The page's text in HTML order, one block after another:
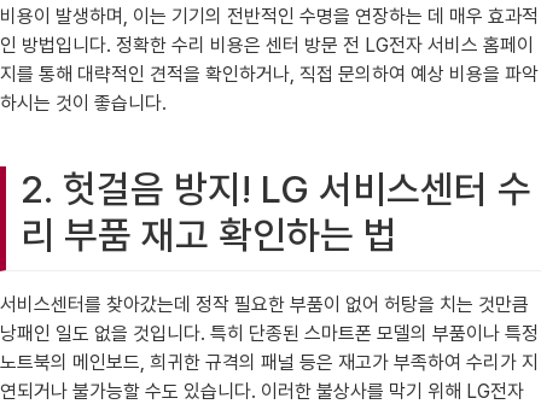
비용이 발생하며, 이는 기기의 전반적인 수명을 연장하는 데 매우 효과적
인 방법입니다. 정확한 수리 비용은 센터 방문 전 LG전자 서비스 홈페이
지를 통해 대략적인 견적을 확인하거나, 직접 문의하여 예상 비용을 파악
하시는 것이 좋습니다.
2. 헛걸음 방지! LG 서비스센터 수
리 부품 재고 확인하는 법
서비스센터를 찾아갔는데 정작 필요한 부품이 없어 허탕을 치는 것만큼
낭패인 일도 없을 것입니다. 특히 단종된 스마트폰 모델의 부품이나 특정
노트북의 메인보드, 희귀한 규격의 패널 등은 재고가 부족하여 수리가 지
연되거나 불가능할 수도 있습니다. 이러한 불상사를 막기 위해 LG전자